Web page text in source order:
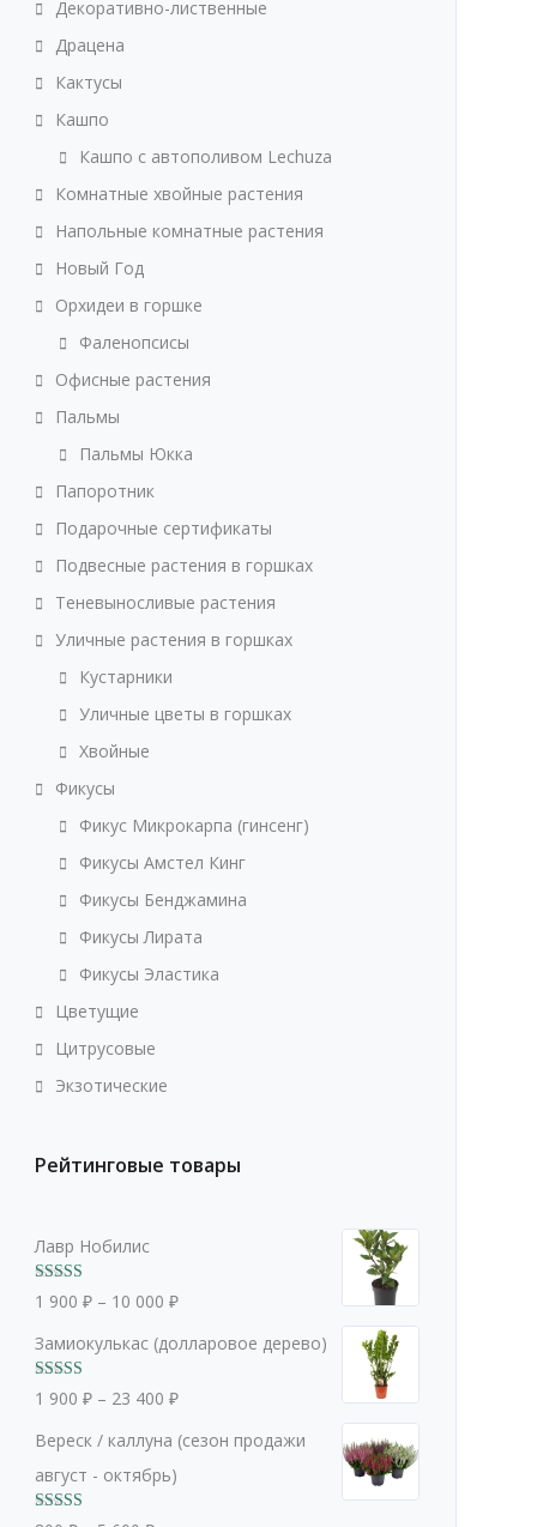
Декоративно-лиственные
Драцена
Кактусы
Кашпо
Кашпо с автополивом Lechuza
Комнатные хвойные растения
Напольные комнатные растения
Новый Год
Орхидеи в горшке
Фаленопсисы
Офисные растения
Пальмы
Пальмы Юкка
Папоротник
Подарочные сертификаты
Подвесные растения в горшках
Теневыносливые растения
Уличные растения в горшках
Кустарники
Уличные цветы в горшках
Хвойные
Фикусы
Фикус Микрокарпа (гинсенг)
Фикусы Амстел Кинг
Фикусы Бенджамина
Фикусы Лирата
Фикусы Эластика
Цветущие
Цитрусовые
Экзотические
Рейтинговые товары
Лавр Нобилис
Оценка 5.00
из 5
1 900 ₽– 10 000 ₽
Замиокулькас (долларовое дерево)
Оценка 5.00
из 5
1 900 ₽– 23 400 ₽
Вереск / каллуна (сезон продажи
август - октябрь)